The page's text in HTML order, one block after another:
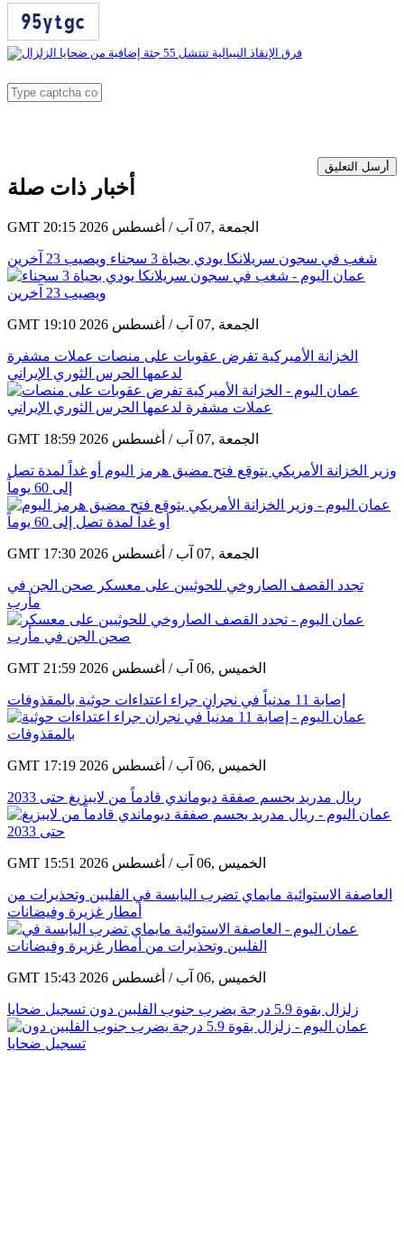
أرسل التعليق
أخبار ذات صلة
GMT 20:15 2026 الجمعة ,07 آب / أغسطس
شغب في سجون سريلانكا يودي بحياة 3 سجناء ويصيب 23 آخرين
GMT 19:10 2026 الجمعة ,07 آب / أغسطس
الخزانة الأميركية تفرض عقوبات على منصات عملات مشفرة
لدعمها الحرس الثوري الإيراني
GMT 18:59 2026 الجمعة ,07 آب / أغسطس
وزير الخزانة الأمريكي يتوقع فتح مضيق هرمز اليوم أو غداً لمدة تصل
إلى 60 يوماً
GMT 17:30 2026 الجمعة ,07 آب / أغسطس
تجدد القصف الصاروخي للحوثيين على معسكر صحن الجن في
مأرب
GMT 21:59 2026 الخميس ,06 آب / أغسطس
إصابة 11 مدنياً في نجران جراء اعتداءات حوثية بالمقذوفات
GMT 17:19 2026 الخميس ,06 آب / أغسطس
ريال مدريد يحسم صفقة ديوماندي قادماً من لايبزيغ حتى 2033
GMT 15:51 2026 الخميس ,06 آب / أغسطس
العاصفة الاستوائية مايماي تضرب اليابسة في الفلبين وتحذيرات من
أمطار غزيرة وفيضانات
GMT 15:43 2026 الخميس ,06 آب / أغسطس
زلزال بقوة 5.9 درجة يضرب جنوب الفلبين دون تسجيل ضحايا